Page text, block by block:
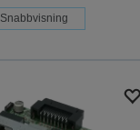
Snabbvisning